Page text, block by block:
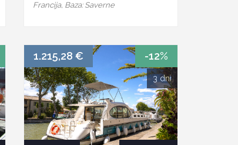
Francija, Baza: Saverne
1.215,28 € -12%
3 dni